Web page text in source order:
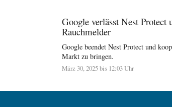
Google verlässt Nest
Rauchmelder
Google beendet Nest Protect und
Markt zu bringen.
März 30, 2025 bis 12:03 Uhr